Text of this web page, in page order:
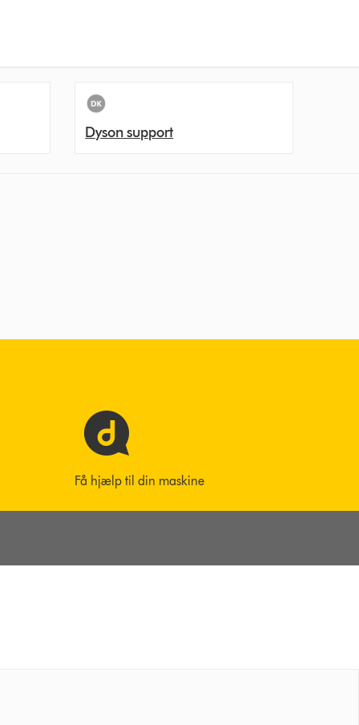
Dyson support
Få hjælp til din maskine